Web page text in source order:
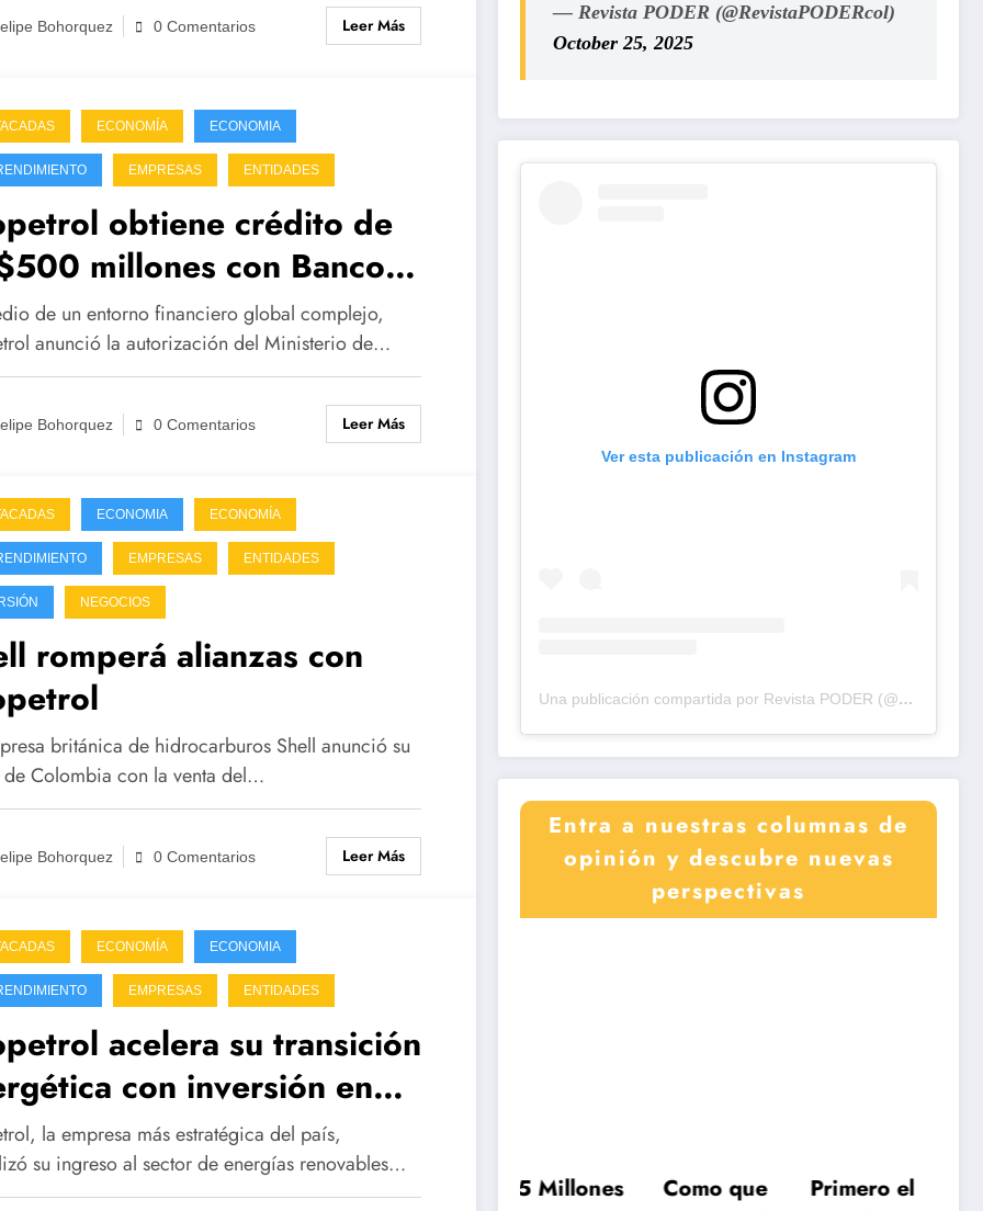
Bohorquez 0 Comentarios Leer Más
ECONOMÍA ECONOMIA
EMPRESAS ENTIDADES
obtiene crédito de
millones con Banco
de un entorno financiero global complejo,
anunció la autorización del Ministerio de…
Bohorquez 0 Comentarios Leer Más
ECONOMIA ECONOMÍA
EMPRESAS ENTIDADES
NEGOCIOS
romperá alianzas con
británica de hidrocarburos Shell anunció su
Colombia con la venta del…
Bohorquez 0 Comentarios Leer Más
ECONOMÍA ECONOMIA
EMPRESAS ENTIDADES
acelera su transición
con inversión en
eólico
la empresa más estratégica del país,
su ingreso al sector de energías renovables…
— Revista PODER (@RevistaPODERcol)
October 25, 2025
Ver esta publicación en Instagram
Una publicación compartida por Revista PODER (@revistapodercol)
Entra a nuestras columnas de
opinión y descubre nuevas
perspectivas
5 Millones
Como que
Primero el
Un país